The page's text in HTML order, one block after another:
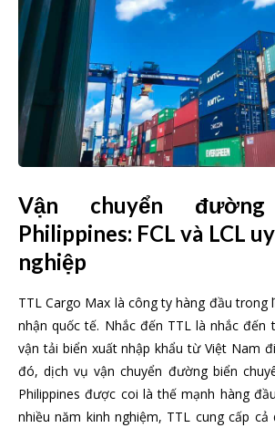
Vận chuyển
Philippines: FCL và LCL
nghiệp
TTL Cargo Max là công ty hàng đầu trong
nhận quốc tế. Nhắc đến TTL là nhắc đến
vận tải biển xuất nhập khẩu từ Việt Nam
đó, dịch vụ vận chuyển đường biển
Philippines được coi là thế mạnh hàng
nhiều năm kinh nghiệm, TTL cung cấp cả